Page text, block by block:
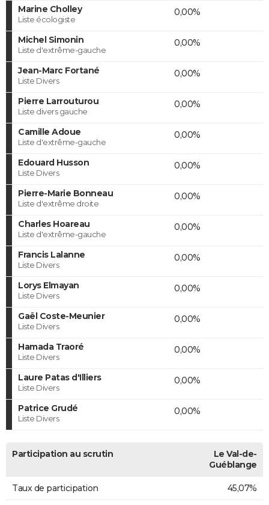
Marine Cholley
Liste écologiste
0,00%
Michel Simonin
Liste d'extrême-gauche
0,00%
Jean-Marc Fortané
Liste Divers
0,00%
Pierre Larrouturou
Liste divers gauche
0,00%
Camille Adoue
Liste d'extrême-gauche
0,00%
Edouard Husson
Liste Divers
0,00%
Pierre-Marie Bonneau
Liste d'extrême droite
0,00%
Charles Hoareau
Liste d'extrême-gauche
0,00%
Francis Lalanne
Liste Divers
0,00%
Lorys Elmayan
Liste Divers
0,00%
Gaël Coste-Meunier
Liste Divers
0,00%
Hamada Traoré
Liste Divers
0,00%
Laure Patas d'Illiers
Liste Divers
0,00%
Patrice Grudé
Liste Divers
0,00%
Participation au scrutin
Le Val-de-
Guéblange
Taux de participation 45,07%